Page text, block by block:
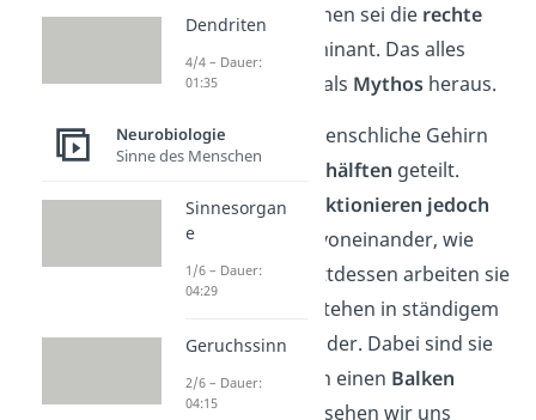
kreativen
Menschen sei die rechte
Gehirnhälfte dominant. Das alles
stellt sich jedoch als Mythosheraus.
Es stimmt: Das menschliche Gehirn
ist inzwei Gehirnhälften geteilt.
Diese Hälften
funktionieren jedoch
nicht so isoliert
voneinander, wie
viele denken. Stattdessen arbeiten sie
zusammen und stehen in ständigem
Kontaktmiteinander. Dabei sind sie
in der Mitte durch einen Balken
verbunden. Aber sehen wir uns
Dendriten
4/4 – Dauer:
01:35
Neurobiologie
Sinne des Menschen
Sinnesorgan
e
1/6 – Dauer:
04:29
Geruchssinn
2/6 – Dauer:
04:15